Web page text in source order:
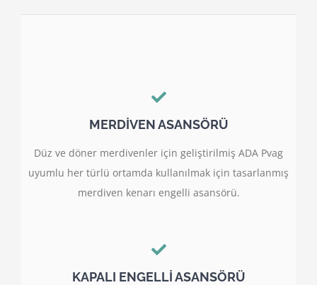
MERDİVEN ASANSÖRÜ
Düz ve döner merdivenler için geliştirilmiş ADA Pvag
uyumlu her türlü ortamda kullanılmak için tasarlanmış
merdiven kenarı engelli asansörü.
KAPALI ENGELLİ ASANSÖRÜ